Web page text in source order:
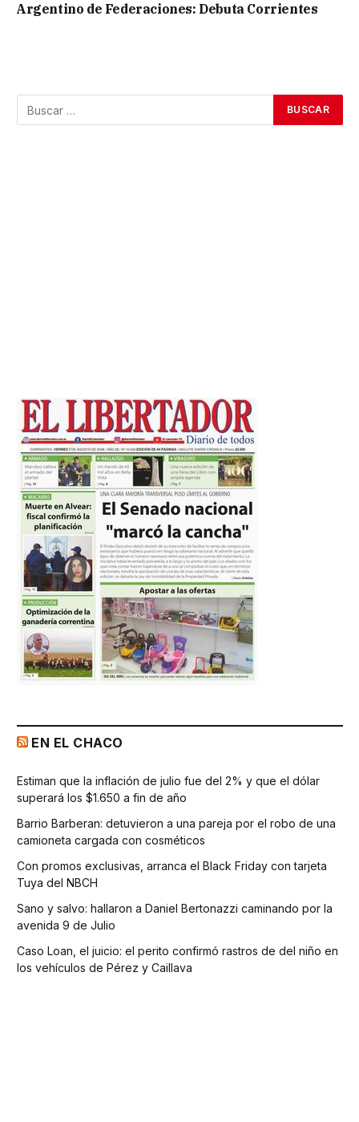
Argentino de Federaciones: Debuta Corrientes
EN EL CHACO
Estiman que la inflación de julio fue del 2% y que el dólar
superará los $1.650 a fin de año
Barrio Barberan: detuvieron a una pareja por el robo de una
camioneta cargada con cosméticos
Con promos exclusivas, arranca el Black Friday con tarjeta
Tuya del NBCH
Sano y salvo: hallaron a Daniel Bertonazzi caminando por la
avenida 9 de Julio
Caso Loan, el juicio: el perito confirmó rastros de del niño en
los vehículos de Pérez y Caillava